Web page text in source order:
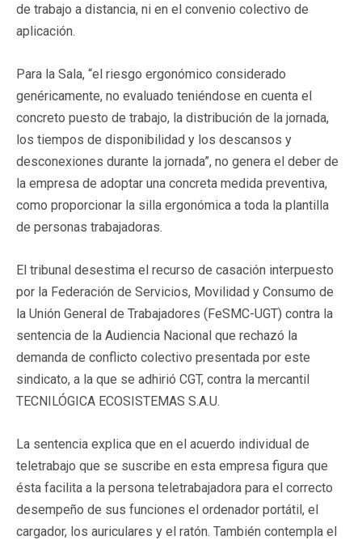
de trabajo a distancia, ni en el convenio colectivo de
aplicación.
Para la Sala, “el riesgo ergonómico considerado
genéricamente, no evaluado teniéndose en cuenta el
concreto puesto de trabajo, la distribución de la jornada,
los tiempos de disponibilidad y los descansos y
desconexiones durante la jornada”, no genera el deber de
la empresa de adoptar una concreta medida preventiva,
como proporcionar la silla ergonómica a toda la plantilla
de personas trabajadoras.
El tribunal desestima el recurso de casación interpuesto
por la Federación de Servicios, Movilidad y Consumo de
la Unión General de Trabajadores (FeSMC-UGT) contra la
sentencia de la Audiencia Nacional que rechazó la
demanda de conflicto colectivo presentada por este
sindicato, a la que se adhirió CGT, contra la mercantil
TECNILÓGICA ECOSISTEMAS S.A.U.
La sentencia explica que en el acuerdo individual de
teletrabajo que se suscribe en esta empresa figura que
ésta facilita a la persona teletrabajadora para el correcto
desempeño de sus funciones el ordenador portátil, el
cargador, los auriculares y el ratón. También contempla el